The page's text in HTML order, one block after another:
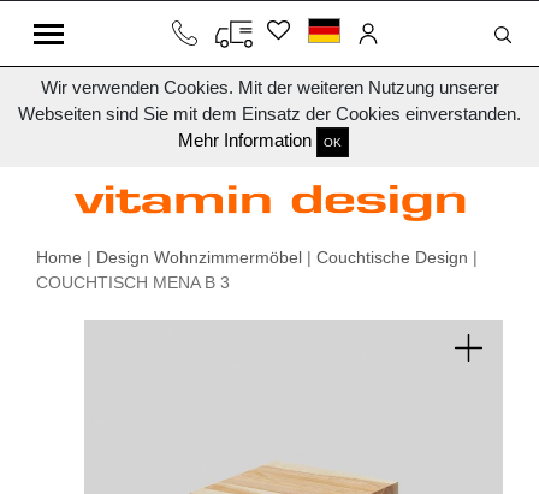
Wir verwenden Cookies. Mit der weiteren Nutzung unserer
Webseiten sind Sie mit dem Einsatz der Cookies einverstanden.
Mehr Information
OK
Home | Design Wohnzimmermöbel | Couchtische Design |
COUCHTISCH MENA B 3